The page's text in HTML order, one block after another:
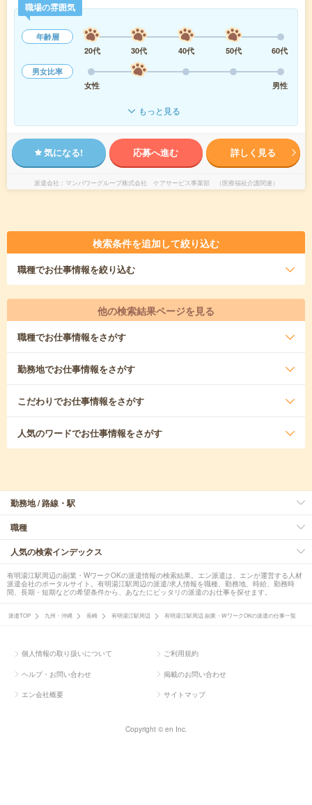
職場の雰囲気
年齢層
20代
30代 40代 50代
60代
男女比率
女性
男性
もっと見る
気になる! 応募へ進む 詳しく見る
派遣会社 マンパワーグループ株式会社 ケアサービス事業部 （医療福祉介護関連）
検索条件を追加して絞り込む
職種でお仕事情報を絞り込む
他の検索結果ページを見る
職種でお仕事情報をさがす
勤務地でお仕事情報をさがす
こだわりでお仕事情報をさがす
人気のワードでお仕事情報をさがす
勤務地 / 路線・駅
職種
人気の検索インデックス
有明湯江駅周辺の副業・WワークOKの派遣情報の検索結果。エン派遣は、エンが運営する人材
派遣会社のポータルサイト。有明湯江駅周辺の派遣/求人情報を職種、勤務地、時給、勤務時
間、長期・短期などの希望条件から、あなたにピッタリの派遣のお仕事を探せます。
派遣TOP 九州・沖縄 長崎 有明湯江駅周辺 有明湯江駅周辺 副業・WワークOKの派遣の仕事一覧
個人情報の取り扱いについて ご利用規約
ヘルプ・お問い合わせ 掲載のお問い合わせ
エン会社概要 サイトマップ
Copyright © en Inc.